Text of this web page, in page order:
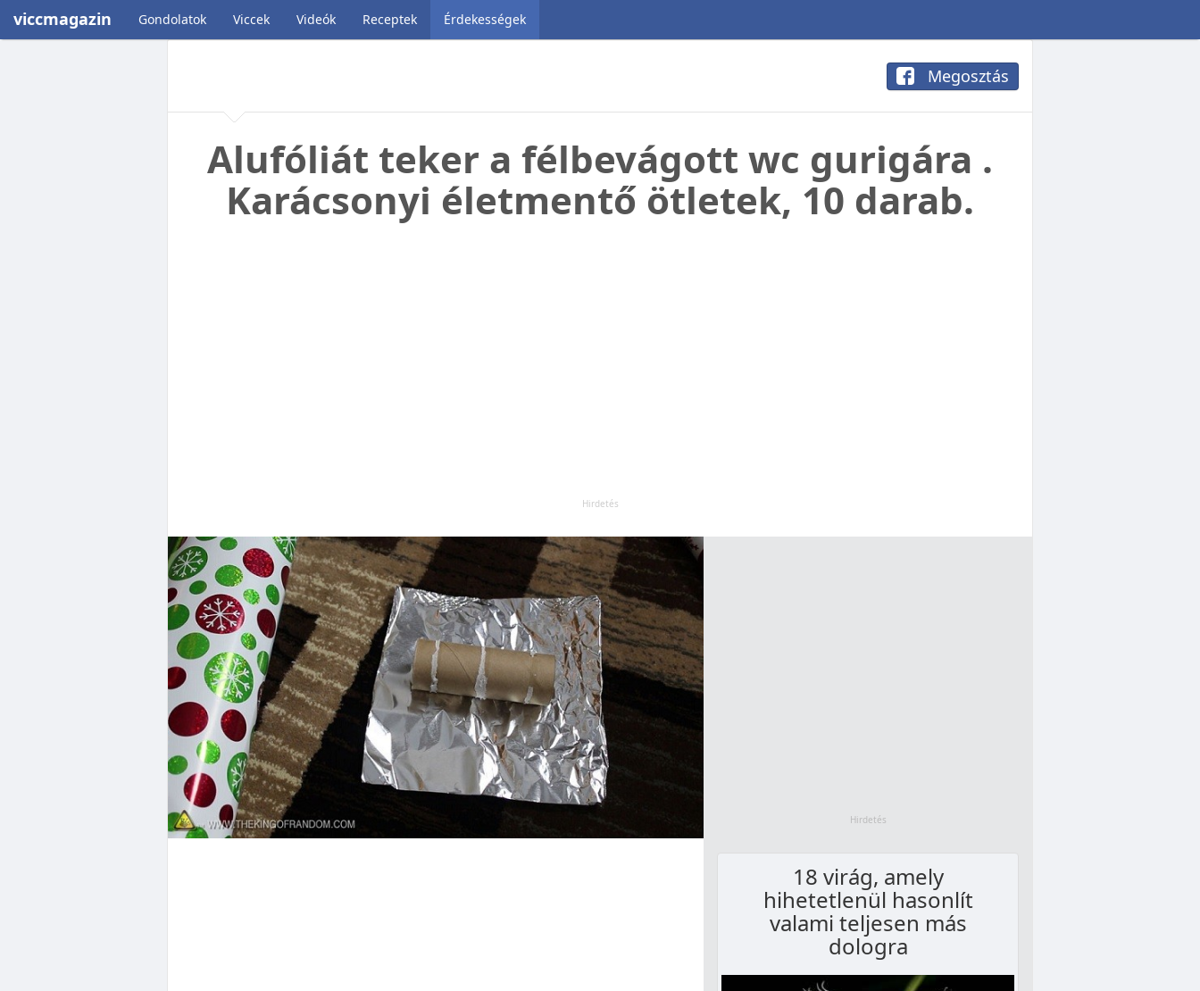
viccmagazin Gondolatok Viccek Videók Receptek Érdekességek
Megosztás
Alufóliát teker a félbevágott wc gurigára .
Karácsonyi életmentő ötletek, 10 darab.
18 virág, amely
hihetetlenül hasonlít
valami teljesen más
dologra